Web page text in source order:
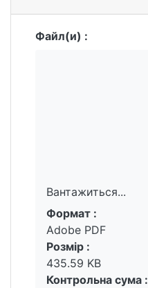
Файл(и) :
Вантажиться...
Вантажиться...
Формат :
Adobe PDF
Розмір :
435.59 KB
Контрольна сума :